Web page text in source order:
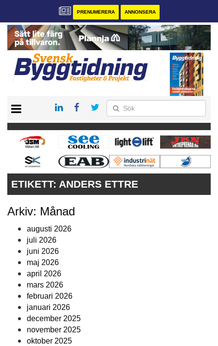
PRENUMERERA ANNONSERA
PRENUMERERA
VÅRA ANDRA MAGASIN
ANNONSERA
ETIKETT: ANDERS ETTRE
Arkiv: Månad
augusti 2026
juli 2026
juni 2026
maj 2026
april 2026
mars 2026
februari 2026
januari 2026
december 2025
november 2025
oktober 2025